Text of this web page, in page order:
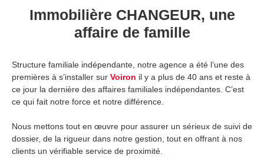
Immobilière CHANGEUR, une
affaire de famille
Structure familiale indépendante, notre agence a été l’une des
premières à s’installer sur Voiron il y a plus de 40 ans et reste à
ce jour la dernière des affaires familiales indépendantes. C’est
ce qui fait notre force et notre différence.
Nous mettons tout en œuvre pour assurer un sérieux de suivi de
dossier, de la rigueur dans notre gestion, tout en offrant à nos
clients un vérifiable service de proximité.